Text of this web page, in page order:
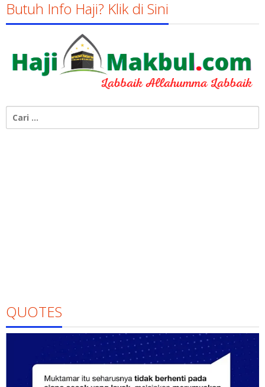
Butuh Info Haji? Klik di Sini
untuk:
QUOTES